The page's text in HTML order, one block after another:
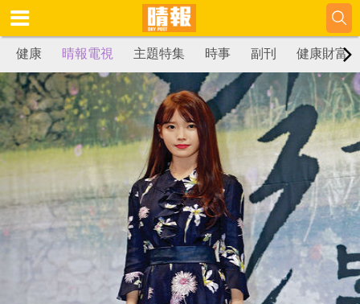
健康 晴報電視 主題特集 時事 副刊 健康財富